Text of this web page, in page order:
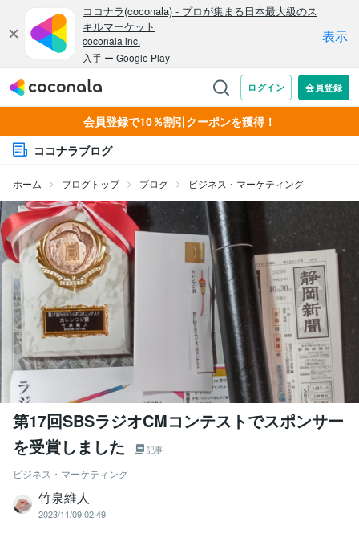
会員登録で10％割引クーポンを獲得！
ココナラブログ
ホーム ブログトップ ブログ ビジネス・マーケティング
第17回SBSラジオCMコンテストでスポンサー
を受賞しました
記事
ビジネス・マーケティング
竹泉維人
2023/11/09 02:49